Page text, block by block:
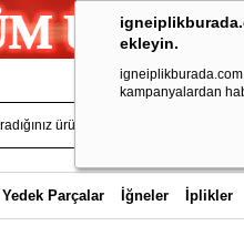
ekleyin.
igneiplikburada.com
kampanyalardan
Yedek Parçalar İğneler İplikler